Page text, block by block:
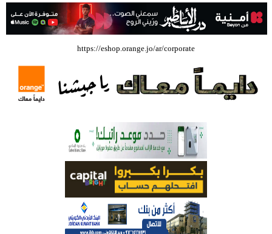
في قضيتها مع طارق الحسن
بالفيديو .. إرادة القائد ثم التعليم ثم الصناعة والزراعة قذفت ببنجلاديش خلال
عشرين عاما من دخل الفرد ٤٠٠$ سنويا الى ٦٠٠٠ $ ، فهل نستطيع ؟؟؟؟؟
شركة تسابيح للسياحة والسفر تسير اول رحلة لحجاج بيت الله الحرام عبر مطار
الملكة علياء الدولي – صور
العلمية الثقافية الأردنية
حملة للتبرع بالدم في جامعة الزيتونة الأردنية
https://eshop.orange.jo/ar/corporate